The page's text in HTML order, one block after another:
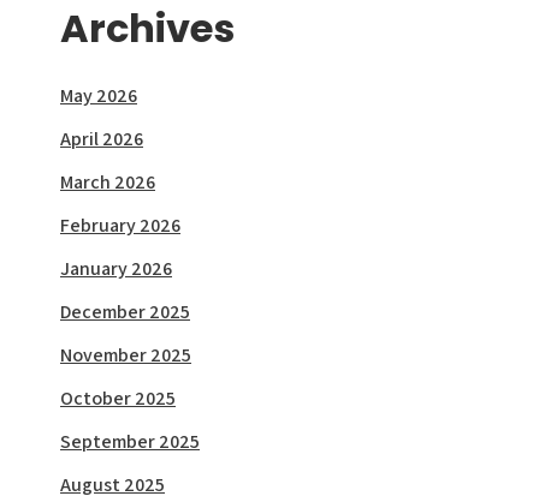
Archives
May 2026
April 2026
March 2026
February 2026
January 2026
December 2025
November 2025
October 2025
September 2025
August 2025